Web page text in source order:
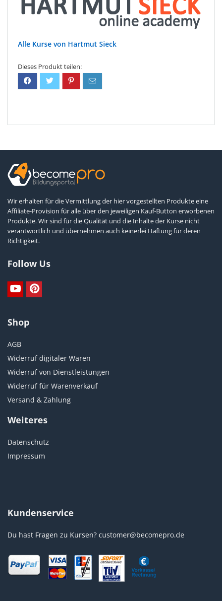
Hartmut Sieck
Wir erhalten für die Vermittlung der hier vorgestellten Produkte eine
Affiliate-Provision für alle über den jeweiligen Kauf-Button erworbenen
Produkte. Wir sind für die Qualität und die Inhalte der Kurse nicht
verantwortlich und übernehmen auch keinerlei Haftung für deren
Richtigkeit.
Follow Us
Shop
AGB
Widerruf digitaler Waren
Widerruf von Dienstleistungen
Widerruf für Warenverkauf
Versand & Zahlung
Weiteres
Datenschutz
Impressum
Kundenservice
Du hast Fragen zu Kursen? customer@becomepro.de